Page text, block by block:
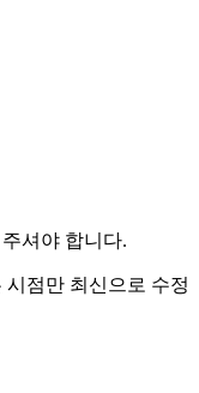
셔야 합니다.
점만 최신으로 수정